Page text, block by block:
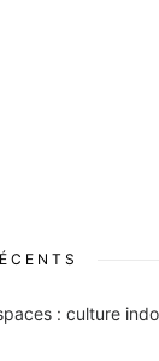
: culture